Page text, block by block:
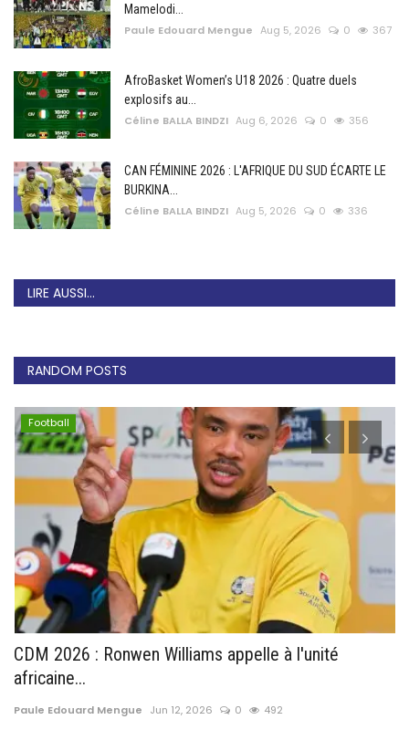
Mamelodi...
Paule Edouard Mengue Aug 5, 2026 0 367
AfroBasket Women’s U18 2026 : Quatre duels
explosifs au...
Céline BALLA BINDZI Aug 6, 2026 0 356
CAN FÉMININE 2026 : L'AFRIQUE DU SUD ÉCARTE LE
BURKINA...
Céline BALLA BINDZI Aug 5, 2026 0 336
LIRE AUSSI...
RANDOM POSTS
Football
CDM 2026 : Ronwen Williams appelle à l'unité
africaine...
Paule Edouard Mengue Jun 12, 2026 0 492